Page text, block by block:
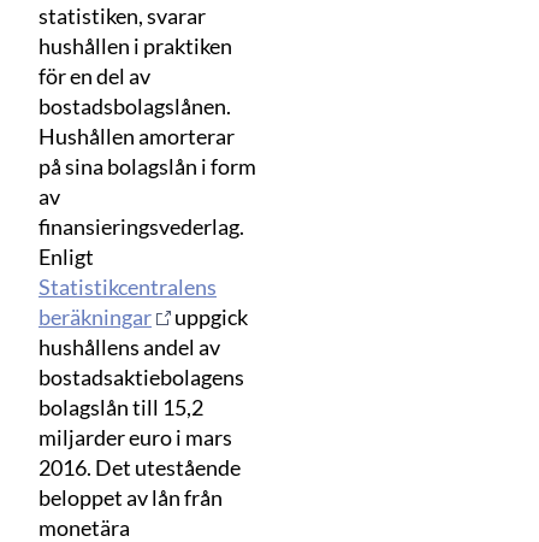
statistiken, svarar
hushållen i praktiken
för en del av
bostadsbolagslånen.
Hushållen amorterar
på sina bolagslån i form
av
finansieringsvederlag.
Enligt
Statistikcentralens
beräkningar
uppgick
hushållens andel av
bostadsaktiebolagens
bolagslån till 15,2
miljarder euro i mars
2016. Det utestående
beloppet av lån från
monetära